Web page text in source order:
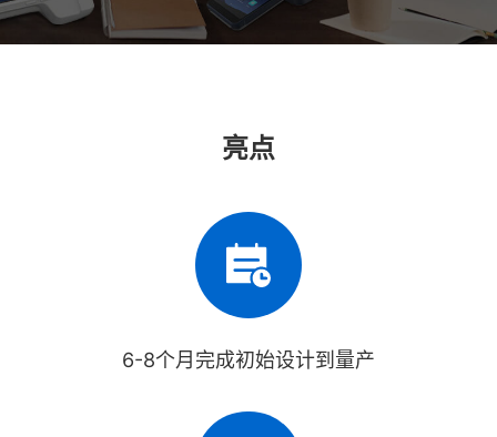
亮点
6-8个月完成初始设计到量产